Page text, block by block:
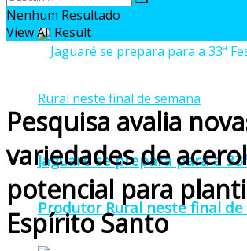
Jaguaré se prepara para a
Produtor Rural neste final de
Nenhum Resultado
View All Result
Pesquisa avalia
variedades de
potencial para
Espírito Santo